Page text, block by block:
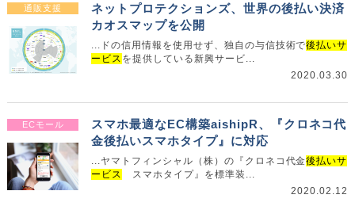
通販支援
ネットプロテクションズ、世界の後払い決済
カオスマップを公開
...ドの信用情報を使用せず、独自の与信技術で後払いサ
ービス を提供している新興サービ...
2020.03.30
ECモール
スマホ最適なEC構築aishipR、『クロネコ代
金後払いスマホタイプ』に対応
...ヤマトフィンシャル（株）の『クロネコ代金後払いサ
ービス
スマホタイプ』を標準装...
2020.02.12